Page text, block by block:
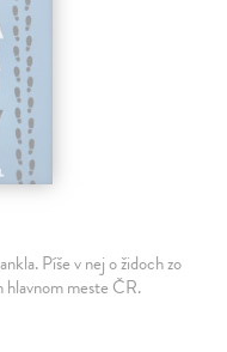
Píše v nej o židoch zo
hlavnom meste ČR.